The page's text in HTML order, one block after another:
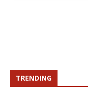
TRENDING